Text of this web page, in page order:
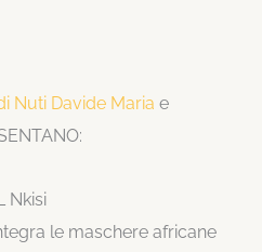
Nuti Davide Maria e
Nkisi
le maschere africane